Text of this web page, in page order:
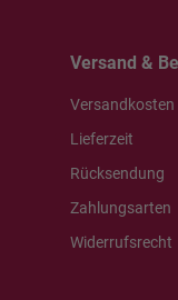
Versand &
Versandkosten
Lieferzeit
Rücksendung
Zahlungsarten
Widerrufsrecht